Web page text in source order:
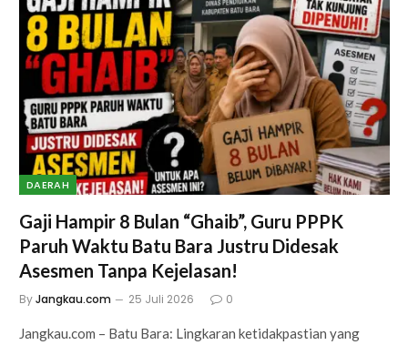
DAERAH
Gaji Hampir 8 Bulan “Ghaib”, Guru PPPK
Paruh Waktu Batu Bara Justru Didesak
Asesmen Tanpa Kejelasan!
ByJangkau.com 25 Juli 2026 0
Jangkau.com – Batu Bara: Lingkaran ketidakpastian yang